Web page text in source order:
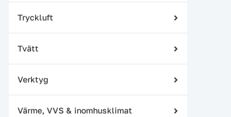
Tryckluft
Tvätt
Värme, VVS & inomhusklimat
Verktyg